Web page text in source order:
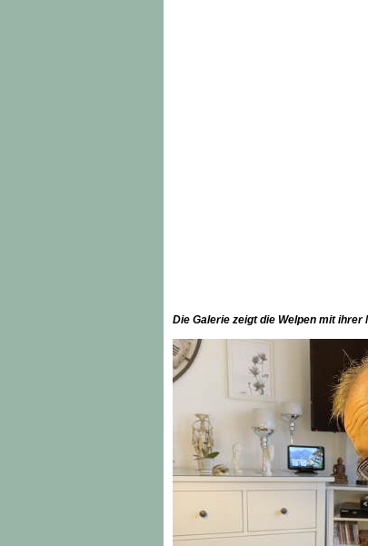
Die Galerie zeigt die Welpen mit ihrer